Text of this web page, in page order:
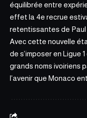
équilibrée entre
effet la 4e recrue
retentissantes de Paul
Avec cette nouvelle
de s’imposer en Ligue
grands noms ivoiriens
l’avenir que Monaco